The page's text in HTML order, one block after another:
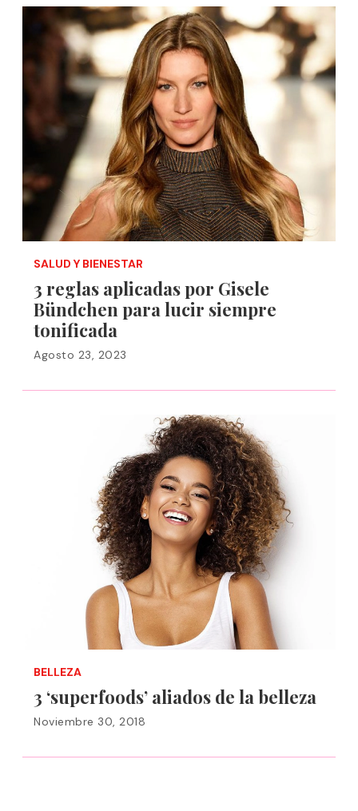
SALUD Y BIENESTAR
3 reglas aplicadas por Gisele
Bündchen para lucir siempre
tonificada
Agosto 23, 2023
BELLEZA
3 ‘superfoods’ aliados de la belleza
Noviembre 30, 2018